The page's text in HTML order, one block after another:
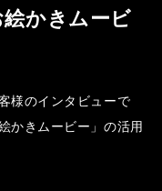
かきムービ
様のインタビューで
かきムービー」の活用